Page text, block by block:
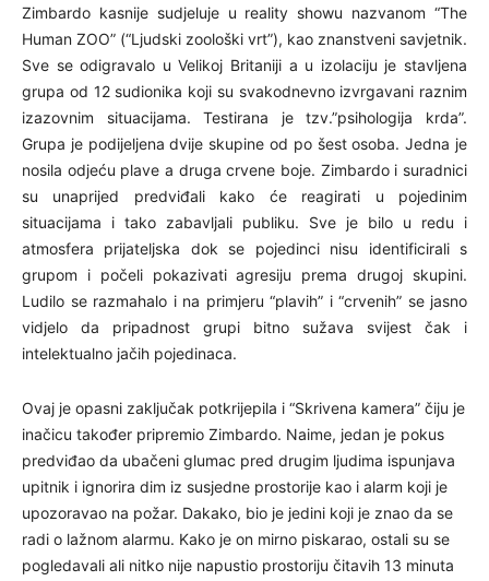
Zimbardo kasnije sudjeluje u reality showu nazvanom “The
Human ZOO” (“Ljudski zoološki vrt”), kao znanstveni savjetnik.
Sve se odigravalo u Velikoj Britaniji a u izolaciju je stavljena
grupa od 12 sudionika koji su svakodnevno izvrgavani raznim
izazovnim situacijama. Testirana je tzv.”psihologija krda”.
Grupa je podijeljena dvije skupine od po šest osoba. Jedna je
nosila odjeću plave a druga crvene boje. Zimbardo i suradnici
su unaprijed predviđali kako će reagirati u pojedinim
situacijama i tako zabavljali publiku. Sve je bilo u redu i
atmosfera prijateljska dok se pojedinci nisu identificirali s
grupom i počeli pokazivati agresiju prema drugoj skupini.
Ludilo se razmahalo i na primjeru “plavih” i “crvenih” se jasno
vidjelo da pripadnost grupi bitno sužava svijest čak i
intelektualno jačih pojedinaca.
Ovaj je opasni zaključak potkrijepila i “Skrivena kamera” čiju je
inačicu također pripremio Zimbardo. Naime, jedan je pokus
predviđao da ubačeni glumac pred drugim ljudima ispunjava
upitnik i ignorira dim iz susjedne prostorije kao i alarm koji je
upozoravao na požar. Dakako, bio je jedini koji je znao da se
radi o lažnom alarmu. Kako je on mirno piskarao, ostali su se
pogledavali ali nitko nije napustio prostoriju čitavih 13 minuta